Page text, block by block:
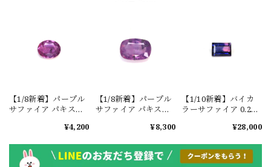
【1/8新着】パープル
サファイア パキスタ
産 0.4ct #ML820¥4,200
【1/8新着】パープル
サファイア パキスタ
産 0.85ct #ML827¥8,300
【1/10新着】バイカ
ラーサファイア 0.29ct
¥28,000